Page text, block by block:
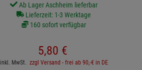
Ab Lager Aschheim lieferbar
Lieferzeit: 1-3 Werktage
160 sofort verfügbar
5,80 €
inkl. MwSt. zzgl Versand - frei ab 90,-€ in DE